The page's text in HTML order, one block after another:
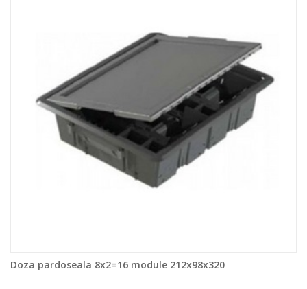
Doza pardoseala 8x2=16 module 212x98x320